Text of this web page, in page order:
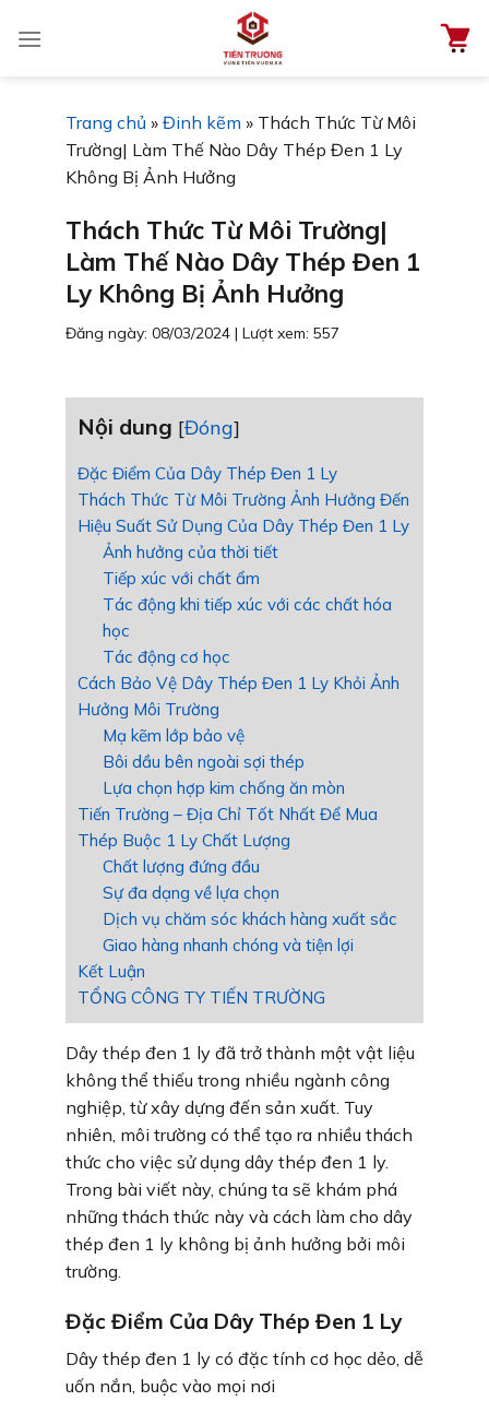
đến
Trang chủ » Đinh kẽm » Thách Thức Từ Môi
Trường| Làm Thế Nào Dây Thép Đen 1 Ly
Không Bị Ảnh Hưởng
Thách Thức Từ Môi Trường|
Làm Thế Nào Dây Thép Đen 1
Ly Không Bị Ảnh Hưởng
Đăng ngày: 08/03/2024 | Lượt xem: 557
Nội dung [Đóng]
Đặc Điểm Của Dây Thép Đen 1 Ly
Thách Thức Từ Môi Trường Ảnh Hưởng Đến
Hiệu Suất Sử Dụng Của Dây Thép Đen 1 Ly
Ảnh hưởng của thời tiết
Tiếp xúc với chất ẩm
Tác động khi tiếp xúc với các chất hóa
học
Tác động cơ học
Cách Bảo Vệ Dây Thép Đen 1 Ly Khỏi Ảnh
Hưởng Môi Trường
Mạ kẽm lớp bảo vệ
Bôi dầu bên ngoài sợi thép
Lựa chọn hợp kim chống ăn mòn
Tiến Trường – Địa Chỉ Tốt Nhất Để Mua
Thép Buộc 1 Ly Chất Lượng
Chất lượng đứng đầu
Sự đa dạng về lựa chọn
Dịch vụ chăm sóc khách hàng xuất sắc
Giao hàng nhanh chóng và tiện lợi
Kết Luận
TỔNG CÔNG TY TIẾN TRƯỜNG
Dây thép đen 1 ly đã trở thành một vật liệu
không thể thiếu trong nhiều ngành công
nghiệp, từ xây dựng đến sản xuất. Tuy
nhiên, môi trường có thể tạo ra nhiều thách
thức cho việc sử dụng dây thép đen 1 ly.
Trong bài viết này, chúng ta sẽ khám phá
những thách thức này và cách làm cho dây
thép đen 1 ly không bị ảnh hưởng bởi môi
trường.
Đặc Điểm Của Dây Thép Đen 1 Ly
Dây thép đen 1 ly có đặc tính cơ học dẻo, dễ
uốn nắn, buộc vào mọi nơi